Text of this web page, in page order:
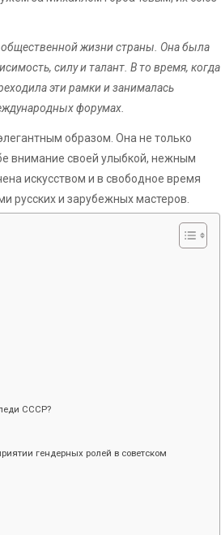
общественной жизни страны. Она была
силу и талант. В то время, когда
эти рамки и занималась
форумах.
образом. Она не только
внимание своей улыбкой, нежным
искусством и в свободное время
русских и зарубежных мастеров.
СССР?
гендерных ролей в советском